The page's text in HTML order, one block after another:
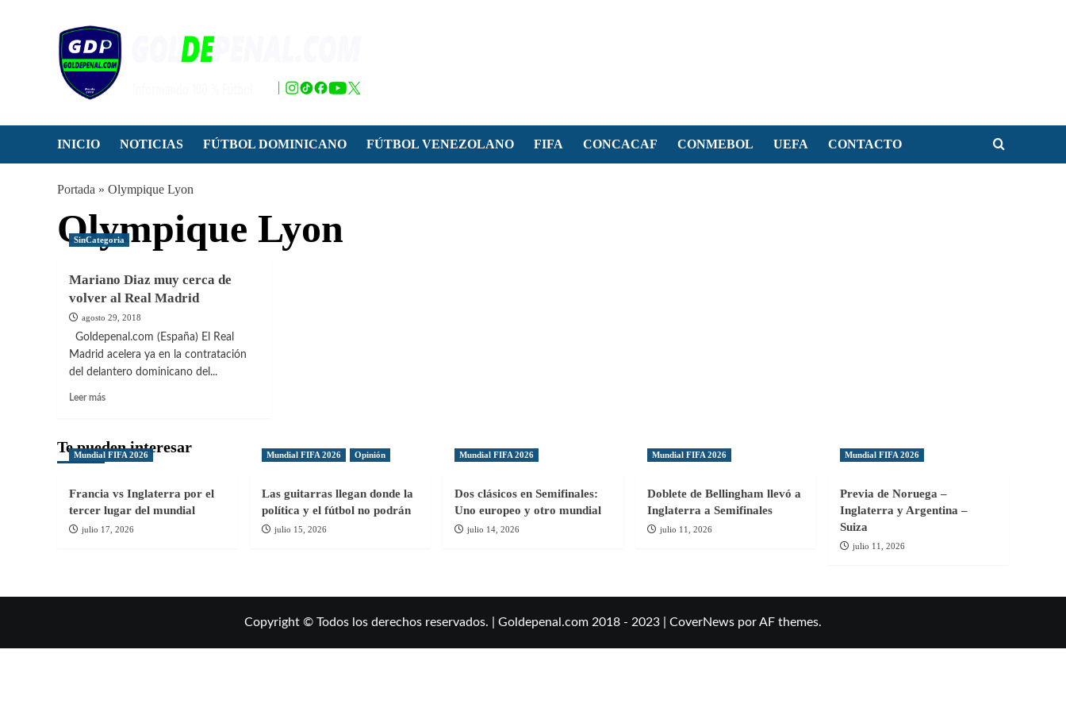
INICIO NOTICIAS FÚTBOL DOMINICANO FÚTBOL VENEZOLANO FIFA CONCACAF CONMEBOL UEFA CONTACTO
Portada » Olympique Lyon
Olympique Lyon
SinCategoria
Mariano Diaz muy cerca de
volver al Real Madrid
agosto 29, 2018
Goldepenal.com (España) El Real
Madrid acelera ya en la contratación
del delantero dominicano del...
Leer másLeer
Mariano
Diaz
de
volver
al
Te pueden interesar
Mundial FIFA 2026
Francia vs Inglaterra por el
tercer lugar del mundial
julio 17, 2026
Mundial FIFA 2026 Opinión
Las guitarras llegan donde la
política y el fútbol no podrán
julio 15, 2026
Mundial FIFA 2026
Dos clásicos en Semifinales:
Uno europeo y otro mundial
julio 14, 2026
Mundial FIFA 2026
Doblete de Bellingham llevó a
Inglaterra a Semifinales
julio 11, 2026
Mundial FIFA 2026
Previa de Noruega –
Inglaterra y Argentina –
Suiza
julio 11, 2026
Copyright © Todos los derechos reservados. | Goldepenal.com 2018 - 2023 CoverNews por AF themes.